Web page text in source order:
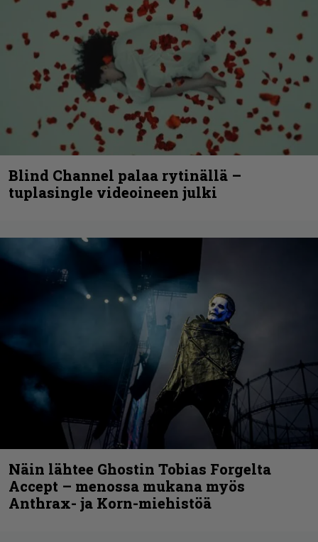
Blind Channel palaa rytinällä –
tuplasingle videoineen julki
Näin lähtee Ghostin Tobias Forgelta
Accept – menossa mukana myös
Anthrax- ja Korn-miehistöä